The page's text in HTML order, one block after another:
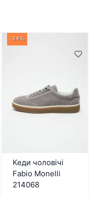
-34%
Кеди чоловічі
Fabio Monelli
214068